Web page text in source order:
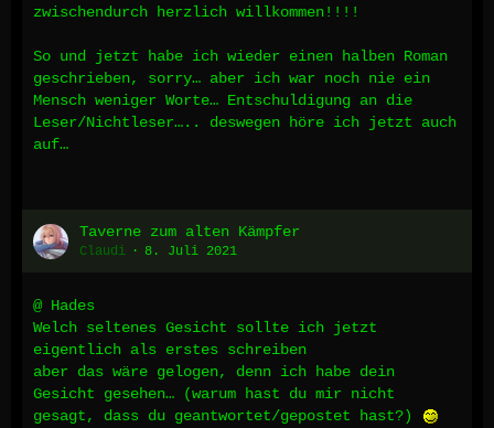
zwischendurch herzlich willkommen!!!!
So und jetzt habe ich wieder einen halben Roman
geschrieben, sorry… aber ich war noch nie ein
Mensch weniger Worte… Entschuldigung an die
Leser/Nichtleser….. deswegen höre ich jetzt auch
auf…
Taverne zum alten Kämpfer
Claudi 8. Juli 2021
@ Hades
Welch seltenes Gesicht sollte ich jetzt
eigentlich als erstes schreiben
aber das wäre gelogen, denn ich habe dein
Gesicht gesehen… (warum hast du mir nicht
gesagt, dass du geantwortet/gepostet hast?)